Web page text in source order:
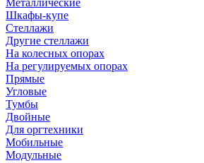
Металлические
Шкафы-купе
Стеллажи
Другие стеллажи
На колесных опорах
На регулируемых опорах
Прямые
Угловые
Тумбы
Двойные
Для оргтехники
Мобильные
Модульные